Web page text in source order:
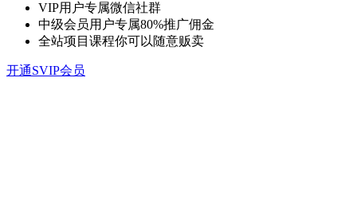
VIP用户专属微信社群
中级会员用户专属80%推广佣金
全站项目课程你可以随意贩卖
开通SVIP会员